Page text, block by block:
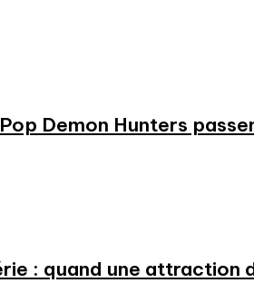
Demon Hunters
: quand une attraction